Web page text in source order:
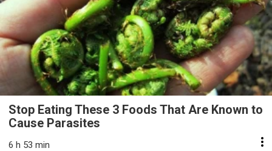
Stop Eating These 3 Foods That Are Known to
Cause Parasites
6 h 53 min